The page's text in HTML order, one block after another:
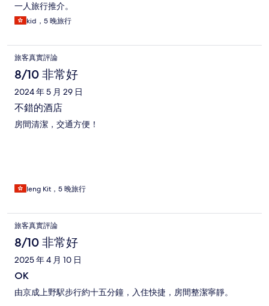
一人旅行推介。
kid，5 晚旅行
旅客真實評論
8/10 非常好
2024 年 5 月 29 日
不錯的酒店
房間清潔，交通方便！
Ieng Kit，5 晚旅行
旅客真實評論
8/10 非常好
2025 年 4 月 10 日
OK
由京成上野駅步行約十五分鐘，入住快捷，房間整潔寧靜。